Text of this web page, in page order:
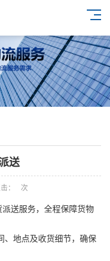
送
： 次
送服务，全程保障货物
、地点及收货细节，确保